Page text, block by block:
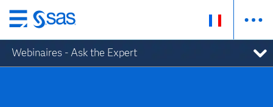
Passer
au
contenu
principal
Webinaires - Ask the Expert